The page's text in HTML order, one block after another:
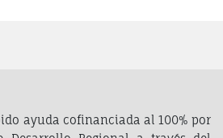
ayuda cofinanciada al 100% por